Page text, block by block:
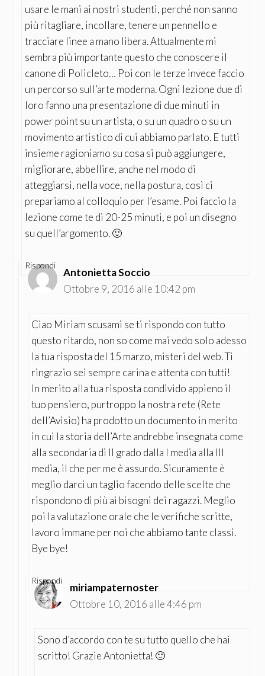
usare le mani ai nostri studenti, perché non sanno
più ritagliare, incollare, tenere un pennello e
tracciare linee a mano libera. Attualmente mi
sembra più importante questo che conoscere il
canone di Policleto… Poi con le terze invece faccio
un percorso sull’arte moderna. Ogni lezione due di
loro fanno una presentazione di due minuti in
power point su un artista, o su un quadro o su un
movimento artistico di cui abbiamo parlato. E tutti
insieme ragioniamo su cosa si può aggiungere,
migliorare, abbellire, anche nel modo di
atteggiarsi, nella voce, nella postura, così ci
prepariamo al colloquio per l’esame. Poi faccio la
lezione come te di 20-25 minuti, e poi un disegno
su quell’argomento. 🙂
Rispondi
Antonietta Soccio
Ottobre 9, 2016 alle 10:42 pm
Ciao Miriam scusami se ti rispondo con tutto
questo ritardo, non so come mai vedo solo adesso
la tua risposta del 15 marzo, misteri del web. Ti
ringrazio sei sempre carina e attenta con tutti!
In merito alla tua risposta condivido appieno il
tuo pensiero, purtroppo la nostra rete (Rete
dell’Avisio) ha prodotto un documento in merito
in cui la storia dell’Arte andrebbe insegnata come
alla secondaria di II grado dalla I media alla III
media, il che per me è assurdo. Sicuramente è
meglio darci un taglio facendo delle scelte che
rispondono di più ai bisogni dei ragazzi. Meglio
poi la valutazione orale che le verifiche scritte,
lavoro immane per noi che abbiamo tante classi.
Bye bye!
Rispondi
miriampaternoster
Ottobre 10, 2016 alle 4:46 pm
Sono d’accordo con te su tutto quello che hai
scritto! Grazie Antonietta! 🙂